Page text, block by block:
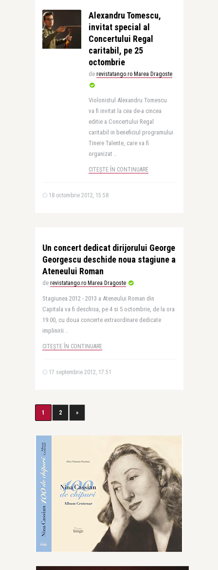
Alexandru Tomescu,
invitat special al
Concertului Regal
caritabil, pe 25
octombrie
de revistatango.ro Marea Dragoste
Violonistul Alexandru Tomescu
va fi invitat la cea de-a cincea
editie a Concertului Regal
caritabil in beneficiul programului
Tinere Talente, care va fi
organizat ..
CITEȘTE ÎN CONTINUARE
18 octombrie 2012, 15:58
Un concert dedicat dirijorului George
Georgescu deschide noua stagiune a
Ateneului Roman
de revistatango.ro Marea Dragoste
Stagiunea 2012 - 2013 a Ateneului Roman din
Capitala va fi deschisa, pe 4 si 5 octombrie, de la ora
19.00, cu doua concerte extraordinare dedicate
implinirii ..
CITEȘTE ÎN CONTINUARE
17 septembrie 2012, 17:51
1 2 »